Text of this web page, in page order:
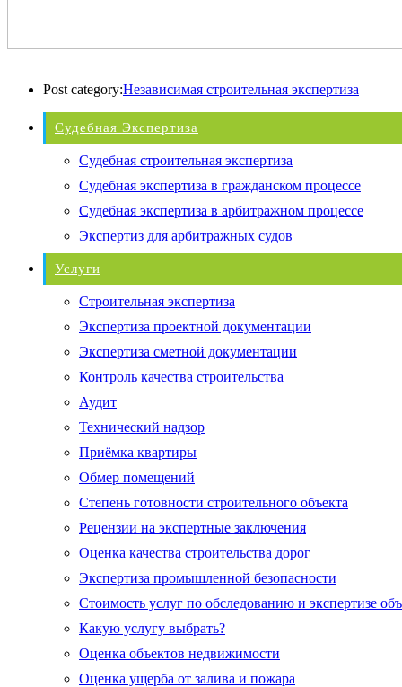
Post category:Независимая строительная экспертиза
Судебная Экспертиза
Судебная строительная экспертиза
Судебная экспертиза в гражданском процессе
Судебная экспертиза в арбитражном процессе
Экспертиз для арбитражных судов
Услуги
Строительная экспертиза
Экспертиза проектной документации
Экспертиза сметной документации
Контроль качества строительства
Аудит
Технический надзор
Приёмка квартиры
Обмер помещений
Степень готовности строительного объекта
Рецензии на экспертные заключения
Оценка качества строительства дорог
Экспертиза промышленной безопасности
Стоимость услуг по обследованию и экспертизе
Какую услугу выбрать?
Оценка объектов недвижимости
Оценка ущерба от залива и пожара